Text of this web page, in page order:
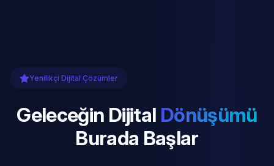
Yenilikçi Dijital Çözümler
Geleceğin Dijital Dönüşümü
Burada Başlar